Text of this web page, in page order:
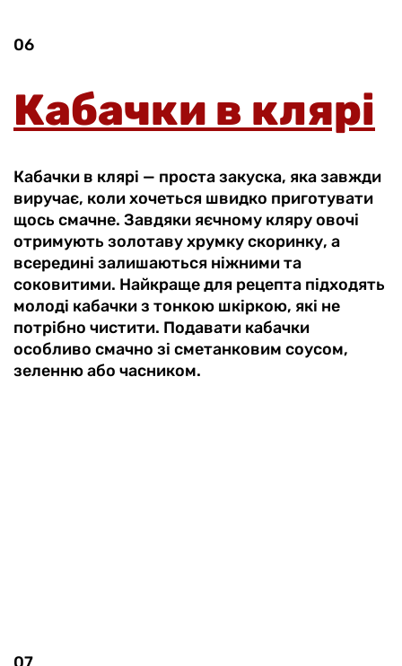
06
Кабачки в клярі
Кабачки в клярі — проста закуска, яка завжди
виручає, коли хочеться швидко приготувати
щось смачне. Завдяки яєчному кляру овочі
отримують золотаву хрумку скоринку, а
всередині залишаються ніжними та
соковитими. Найкраще для рецепта підходять
молоді кабачки з тонкою шкіркою, які не
потрібно чистити. Подавати кабачки
особливо смачно зі сметанковим соусом,
зеленню або часником.